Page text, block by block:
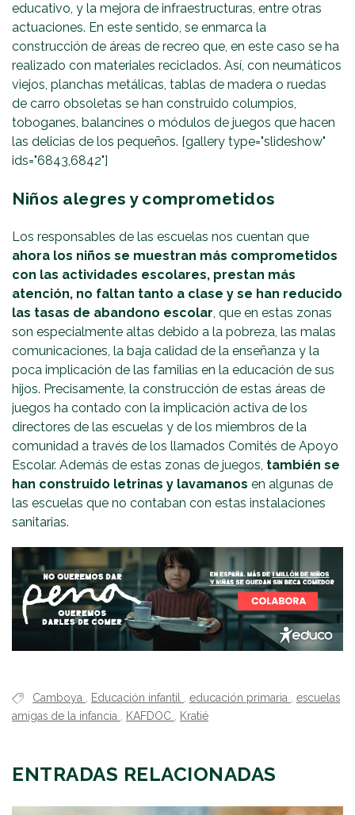
educativo, y la mejora de infraestructuras, entre otras
actuaciones. En este sentido, se enmarca la
construcción de áreas de recreo que, en este caso se ha
realizado con materiales reciclados. Así, con neumáticos
viejos, planchas metálicas, tablas de madera o ruedas
de carro obsoletas se han construido columpios,
toboganes, balancines o módulos de juegos que hacen
las delicias de los pequeños. [gallery type="slideshow"
ids="6843,6842"]
Niños alegres y comprometidos
Los responsables de las escuelas nos cuentan que
ahora los niños se muestran más comprometidos
con las actividades escolares, prestan más
atención, no faltan tanto a clase y se han reducido
las tasas de abandono escolar, que en estas zonas
son especialmente altas debido a la pobreza, las malas
comunicaciones, la baja calidad de la enseñanza y la
poca implicación de las familias en la educación de sus
hijos. Precisamente, la construcción de estas áreas de
juegos ha contado con la implicación activa de los
directores de las escuelas y de los miembros de la
comunidad a través de los llamados Comités de Apoyo
Escolar. Además de estas zonas de juegos, también se
han construido letrinas y lavamanos en algunas de
las escuelas que no contaban con estas instalaciones
sanitarias.
Camboya Educación infantil educación primaria
escuelas
amigas de la infancia
KAFDOC Kratié
ENTRADAS RELACIONADAS